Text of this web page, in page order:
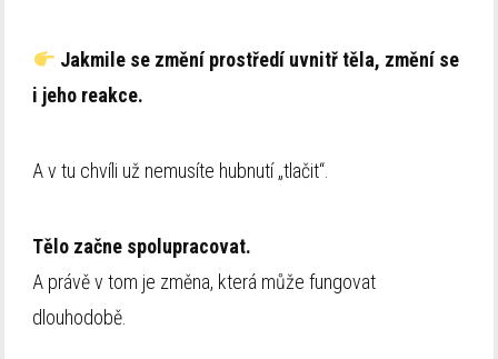
Jakmile se změní prostředí uvnitř těla, změní se
i jeho reakce.
A v tu chvíli už nemusíte hubnutí „tlačit“.
Tělo začne spolupracovat.
A právě v tom je změna, která může fungovat
dlouhodobě.